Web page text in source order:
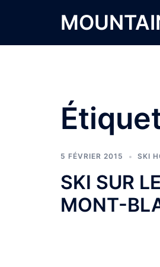
contenu
5 FÉVRIER 2015 SKI
SKI SUR
MONT-